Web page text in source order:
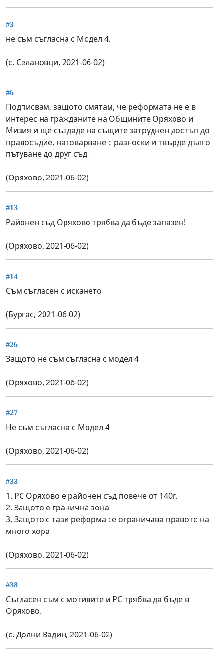
#3
не съм съгласна с Модел 4.
(с. Селановци, 2021-06-02)
#6
Подписвам, защото смятам, че реформата не е в
интерес на гражданите на Общините Оряхово и
Мизия и ще създаде на същите затруднен достъп до
правосъдие, натоварване с разноски и твърде дълго
пътуване до друг съд.
(Оряхово, 2021-06-02)
#13
Районен съд Оряхово трябва да бъде запазен!
(Оряхово, 2021-06-02)
#14
Съм съгласен с искането
(Бургас, 2021-06-02)
#26
Защото не съм съгласна с модел 4
(Оряхово, 2021-06-02)
#27
Не съм съгласна с Модел 4
(Оряхово, 2021-06-02)
#33
1. РС Оряхово е районен съд повече от 140г.
2. Защото е гранична зона
3. Защото с тази реформа се ограничава правото на
много хора
(Оряхово, 2021-06-02)
#38
Съгласен съм с мотивите и РС трябва да бъде в
Оряхово.
(с. Долни Вадин, 2021-06-02)